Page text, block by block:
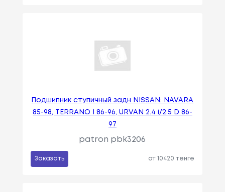
Подшипник ступичный задн NISSAN: NAVARA
85-98, TERRANO I 86-96, URVAN 2.4 i/2.5 D 86-
97
patron pbk3206
Заказать от 10420 тенге